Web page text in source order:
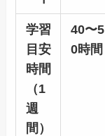
学習
目安
時間
（1
週
間）
40〜5
0時間